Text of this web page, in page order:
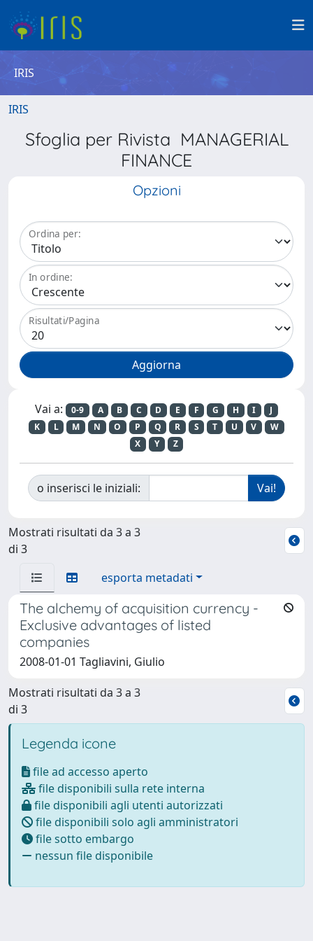
IRIS
IRIS
Sfoglia per Rivista MANAGERIAL
FINANCE
Opzioni
Ordina per:
In ordine:
Risultati/Pagina
Vai a: 0-9 A B C D E F G H I
J
K
L M N O P Q R S T U V
W
X
Y Z
o inserisci le iniziali:
Mostrati risultati da 3 a 3
di 3
esporta metadati
The alchemy of acquisition currency -
Exclusive advantages of listed
companies
2008-01-01 Tagliavini, Giulio
Mostrati risultati da 3 a 3
di 3
Legenda icone
file ad accesso aperto
file disponibili sulla rete interna
file disponibili agli utenti autorizzati
file disponibili solo agli amministratori
file sotto embargo
nessun file disponibile